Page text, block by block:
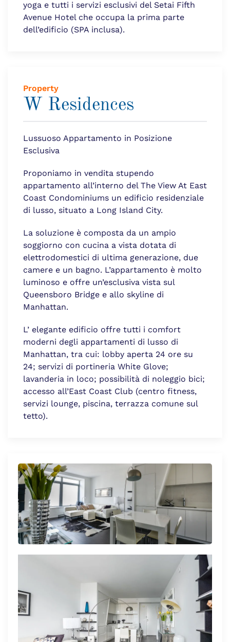
yoga e tutti i servizi esclusivi del Setai Fifth
Avenue Hotel che occupa la prima parte
dell’edificio (SPA inclusa).
Property
W Residences
Lussuoso Appartamento in Posizione
Esclusiva
Proponiamo in vendita stupendo
appartamento all’interno del The View At East
Coast Condominiums un edificio residenziale
di lusso, situato a Long Island City.
La soluzione è composta da un ampio
soggiorno con cucina a vista dotata di
elettrodomestici di ultima generazione, due
camere e un bagno. L’appartamento è molto
luminoso e offre un’esclusiva vista sul
Queensboro Bridge e allo skyline di
Manhattan.
L’ elegante edificio offre tutti i comfort
moderni degli appartamenti di lusso di
Manhattan, tra cui: lobby aperta 24 ore su
24; servizi di portineria White Glove;
lavanderia in loco; possibilità di noleggio bici;
accesso all’East Coast Club (centro fitness,
servizi lounge, piscina, terrazza comune sul
tetto).